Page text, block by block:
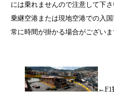
には乗れませんので注意して下さ
乗継空港または現地空港での入
常に時間が掛かる場合がございま
←F1